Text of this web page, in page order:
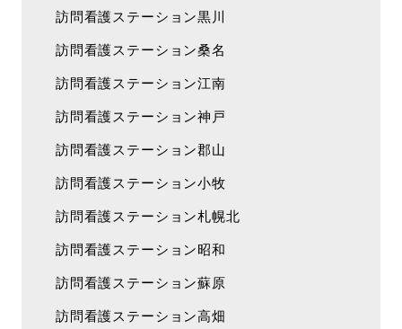
訪問看護ステーション黒川
訪問看護ステーション桑名
訪問看護ステーション江南
訪問看護ステーション神戸
訪問看護ステーション郡山
訪問看護ステーション小牧
訪問看護ステーション札幌北
訪問看護ステーション昭和
訪問看護ステーション蘇原
訪問看護ステーション高畑